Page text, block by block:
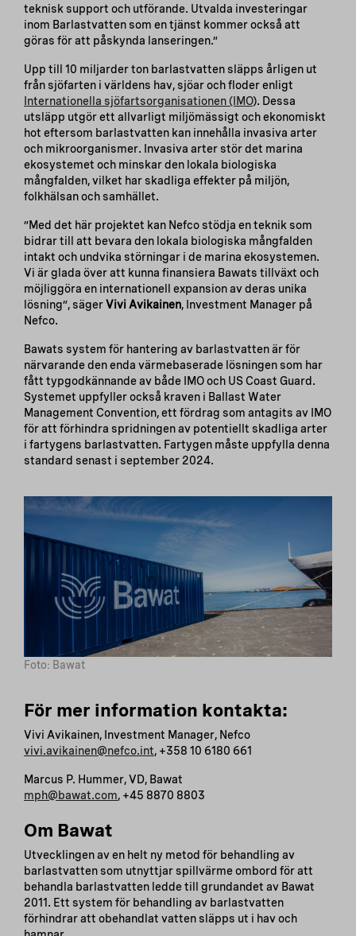
teknisk support och utförande. Utvalda investeringar
inom Barlastvatten som en tjänst kommer också att
göras för att påskynda lanseringen.”
Upp till 10 miljarder ton barlastvatten släpps årligen ut
från sjöfarten i världens hav, sjöar och floder enligt
Internationella sjöfartsorganisationen (IMO). Dessa
utsläpp utgör ett allvarligt miljömässigt och ekonomiskt
hot eftersom barlastvatten kan innehålla invasiva arter
och mikroorganismer. Invasiva arter stör det marina
ekosystemet och minskar den lokala biologiska
mångfalden, vilket har skadliga effekter på miljön,
folkhälsan och samhället.
”Med det här projektet kan Nefco stödja en teknik som
bidrar till att bevara den lokala biologiska mångfalden
intakt och undvika störningar i de marina ekosystemen.
Vi är glada över att kunna finansiera Bawats tillväxt och
möjliggöra en internationell expansion av deras unika
lösning”, sägerVivi Avikainen, Investment Manager på
Nefco.
Bawats system för hantering av barlastvatten är för
närvarande den enda värmebaserade lösningen som har
fått typgodkännande av både IMO och US Coast Guard.
Systemet uppfyller också kraven i Ballast Water
Management Convention, ett fördrag som antagits av IMO
för att förhindra spridningen av potentiellt skadliga arter
i fartygens barlastvatten. Fartygen måste uppfylla denna
standard senast i september 2024.
Foto: Bawat
För mer information kontakta:
Vivi Avikainen, Investment Manager, Nefco
vivi.avikainen@nefco.int, +358 10 6180 661
Marcus P. Hummer, VD, Bawat
mph@bawat.com, +45 8870 8803
Om Bawat
Utvecklingen av en helt ny metod för behandling av
barlastvatten som utnyttjar spillvärme ombord för att
behandla barlastvatten ledde till grundandet av Bawat
2011. Ett system för behandling av barlastvatten
förhindrar att obehandlat vatten släpps ut i hav och